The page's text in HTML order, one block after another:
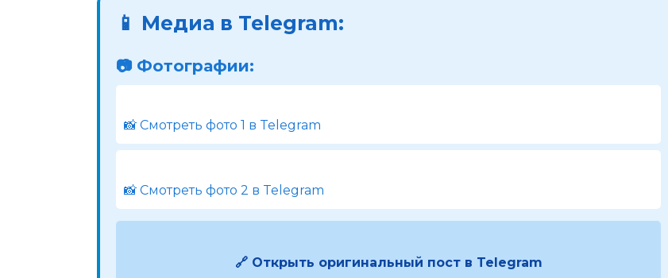
📱 Медиа в Telegram:
📷 Фотографии:
📸 Смотреть фото 1 в Telegram
📸 Смотреть фото 2 в Telegram
🔗 Открыть оригинальный пост в Telegram